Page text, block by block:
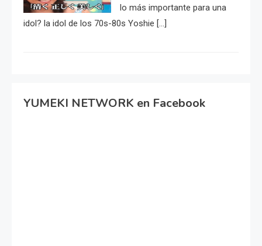
lo más importante para una
idol? la idol de los 70s-80s Yoshie […]
YUMEKI NETWORK en Facebook